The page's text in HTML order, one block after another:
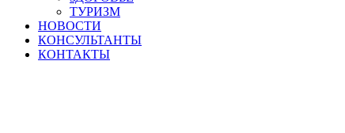
ТУРИЗМ
НОВОСТИ
КОНСУЛЬТАНТЫ
КОНТАКТЫ